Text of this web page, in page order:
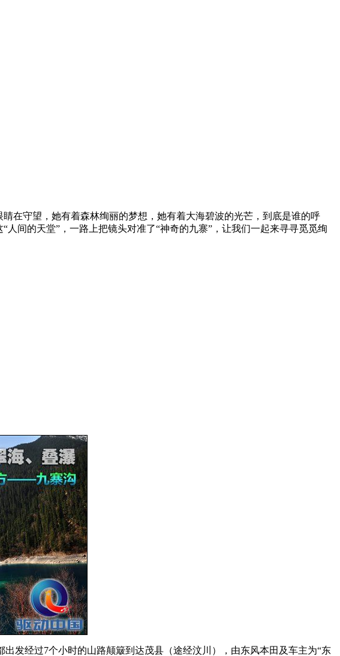
在守望，她有着森林绚丽的梦想，她有着大海碧波的光芒，到底是谁的呼
的天堂”，一路上把镜头对准了“神奇的九寨”，让我们一起来寻寻觅觅绚
发经过7个小时的山路颠簸到达茂县（途经汶川），由东风本田及车主为“东